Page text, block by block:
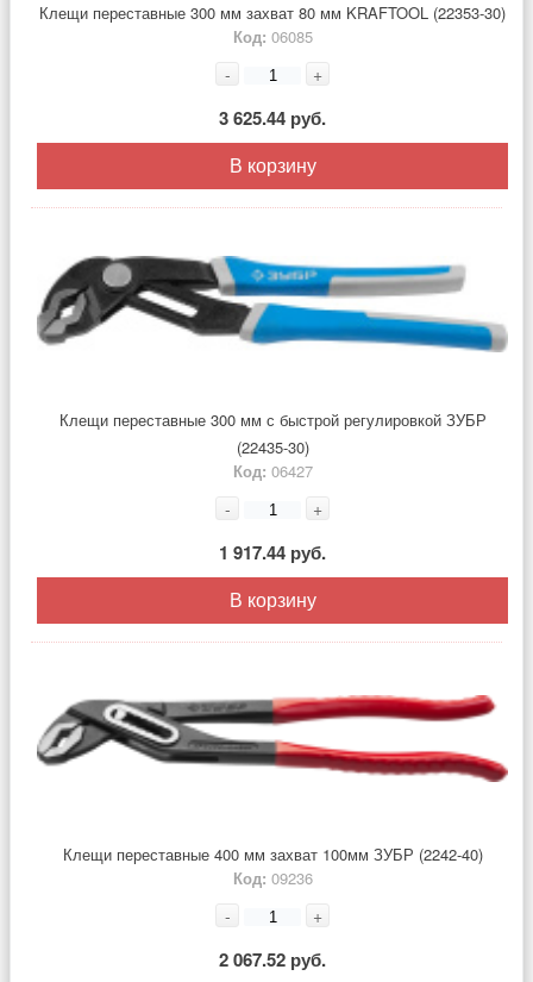
Клещи переставные 300 мм захват 80 мм KRAFTOOL (22353-30)
Код: 06085
- +
3 625.44 руб.
В корзину
Клещи переставные 300 мм с быстрой регулировкой ЗУБР
(22435-30)
Код: 06427
- +
1 917.44 руб.
В корзину
Клещи переставные 400 мм захват 100мм ЗУБР (2242-40)
Код: 09236
- +
2 067.52 руб.